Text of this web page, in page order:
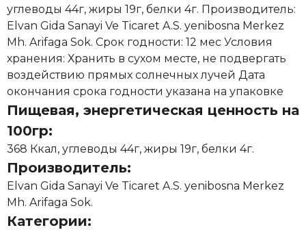
углеводы 44г, жиры 19г, белки 4г. Производитель:
Elvan Gida Sanayi Ve Ticaret A.S. yenibosna Merkez
Mh. Arifaga Sok. Срок годности: 12 мес Условия
хранения: Хранить в сухом месте, не подвергать
воздействию прямых солнечных лучей Дата
окончания срока годности указана на упаковке
Пищевая, энергетическая ценность на
100гр:
368 Ккал, углеводы 44г, жиры 19г, белки 4г.
Производитель:
Elvan Gida Sanayi Ve Ticaret A.S. yenibosna Merkez
Mh. Arifaga Sok.
Категории: